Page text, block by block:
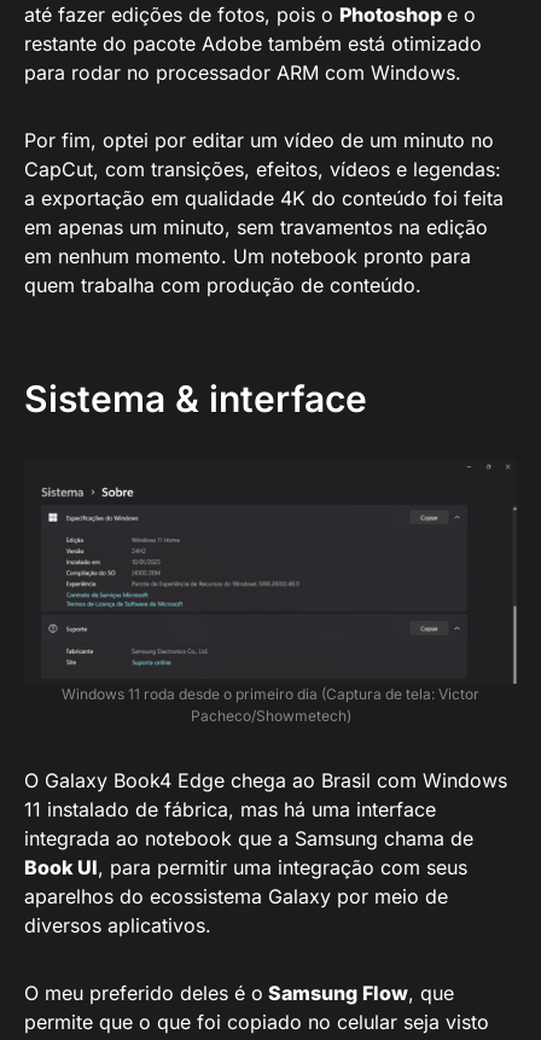
até fazer edições de fotos, pois o Photoshop e o
restante do pacote Adobe também está otimizado
para rodar no processador ARM com Windows.
Por fim, optei por editar um vídeo de um minuto no
CapCut, com transições, efeitos, vídeos e legendas:
a exportação em qualidade 4K do conteúdo foi feita
em apenas um minuto, sem travamentos na edição
em nenhum momento. Um notebook pronto para
quem trabalha com produção de conteúdo.
Sistema & interface
Windows 11 roda desde o primeiro dia (Captura de tela: Victor
Pacheco/Showmetech)
O Galaxy Book4 Edge chega ao Brasil com Windows
11 instalado de fábrica, mas há uma interface
integrada ao notebook que a Samsung chama de
Book UI, para permitir uma integração com seus
aparelhos do ecossistema Galaxy por meio de
diversos aplicativos.
O meu preferido deles é o Samsung Flow, que
permite que o que foi copiado no celular seja visto